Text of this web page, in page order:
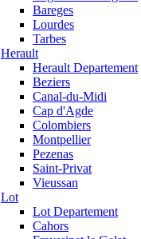
Bareges
Lourdes
Tarbes
Herault
Herault Departement
Beziers
Canal-du-Midi
Cap d'Agde
Colombiers
Montpellier
Pezenas
Saint-Privat
Vieussan
Lot
Lot Departement
Cahors